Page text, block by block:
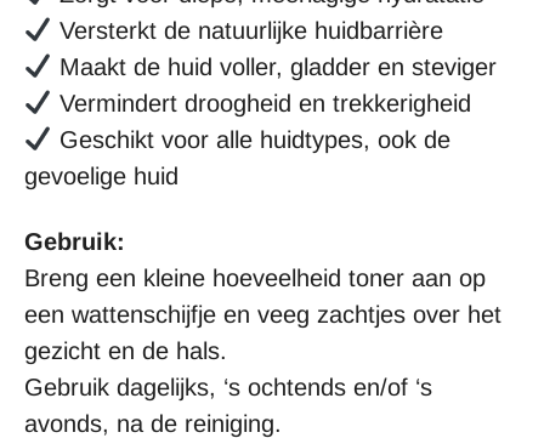
Versterkt de natuurlijke huidbarrière
Maakt de huid voller, gladder en steviger
Vermindert droogheid en trekkerigheid
Geschikt voor alle huidtypes, ook de
gevoelige huid
Gebruik:
Breng een kleine hoeveelheid toner aan op
een wattenschijfje en veeg zachtjes over het
gezicht en de hals.
Gebruik dagelijks, ‘s ochtends en/of ‘s
avonds, na de reiniging.